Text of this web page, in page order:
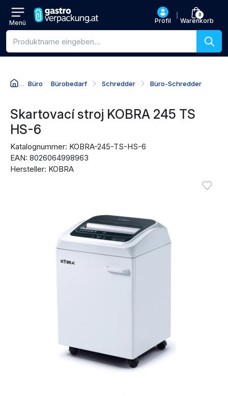
Menü Profil
0
Warenkorb
Produktsuche
Büro Bürobedarf Schredder Büro-Schredder
Zum Produktnamen
Zum Preis
Zu den Kaufaktionen
Zu den Bewertungen
Skartovací stroj KOBRA 245 TS
HS-6
Katalognummer: KOBRA-245-TS-HS-6
EAN: 8026064998963
Hersteller: KOBRA